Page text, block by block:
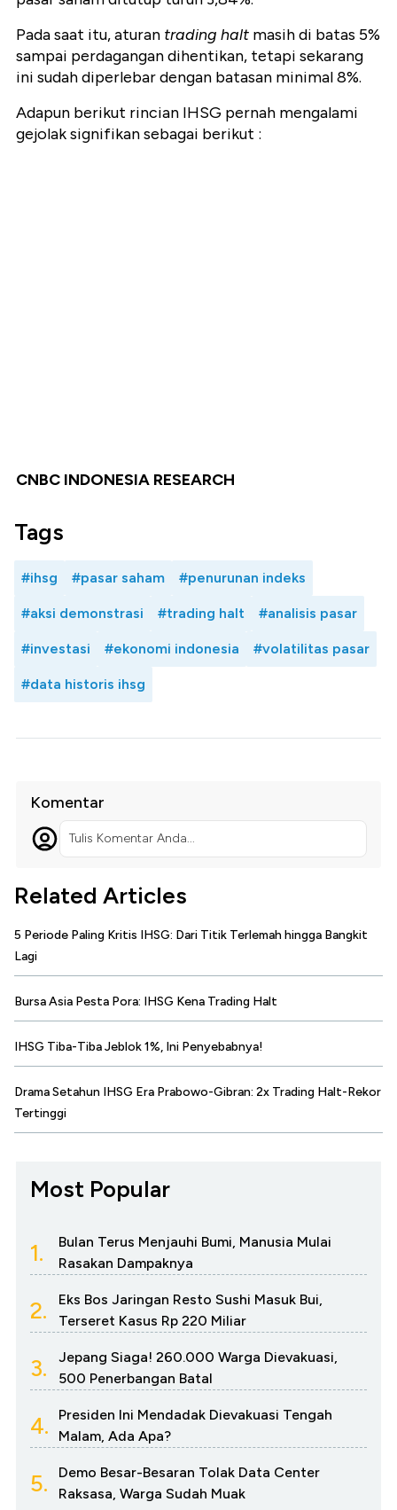
Pada saat itu, aturan trading halt masih di batas 5%
sampai perdagangan dihentikan, tetapi sekarang
ini sudah diperlebar dengan batasan minimal 8%.
Adapun berikut rincian IHSG pernah mengalami
gejolak signifikan sebagai berikut :
CNBC INDONESIA RESEARCH
Tags
#ihsg #pasar saham #penurunan indeks
#aksi demonstrasi #trading halt #analisis pasar
#investasi #ekonomi indonesia #volatilitas pasar
#data historis ihsg
Komentar
Tulis Komentar Anda...
Related Articles
5 Periode Paling Kritis IHSG: Dari Titik Terlemah hingga Bangkit
Lagi
Bursa Asia Pesta Pora: IHSG Kena Trading Halt
IHSG Tiba-Tiba Jeblok 1%, Ini Penyebabnya!
Drama Setahun IHSG Era Prabowo-Gibran: 2x Trading Halt-Rekor
Tertinggi
Most Popular
1.
Bulan Terus Menjauhi Bumi, Manusia Mulai
Rasakan Dampaknya
2.
Eks Bos Jaringan Resto Sushi Masuk Bui,
Terseret Kasus Rp 220 Miliar
3.
Jepang Siaga! 260.000 Warga Dievakuasi,
500 Penerbangan Batal
4.
Presiden Ini Mendadak Dievakuasi Tengah
Malam, Ada Apa?
5.
Demo Besar-Besaran Tolak Data Center
Raksasa, Warga Sudah Muak